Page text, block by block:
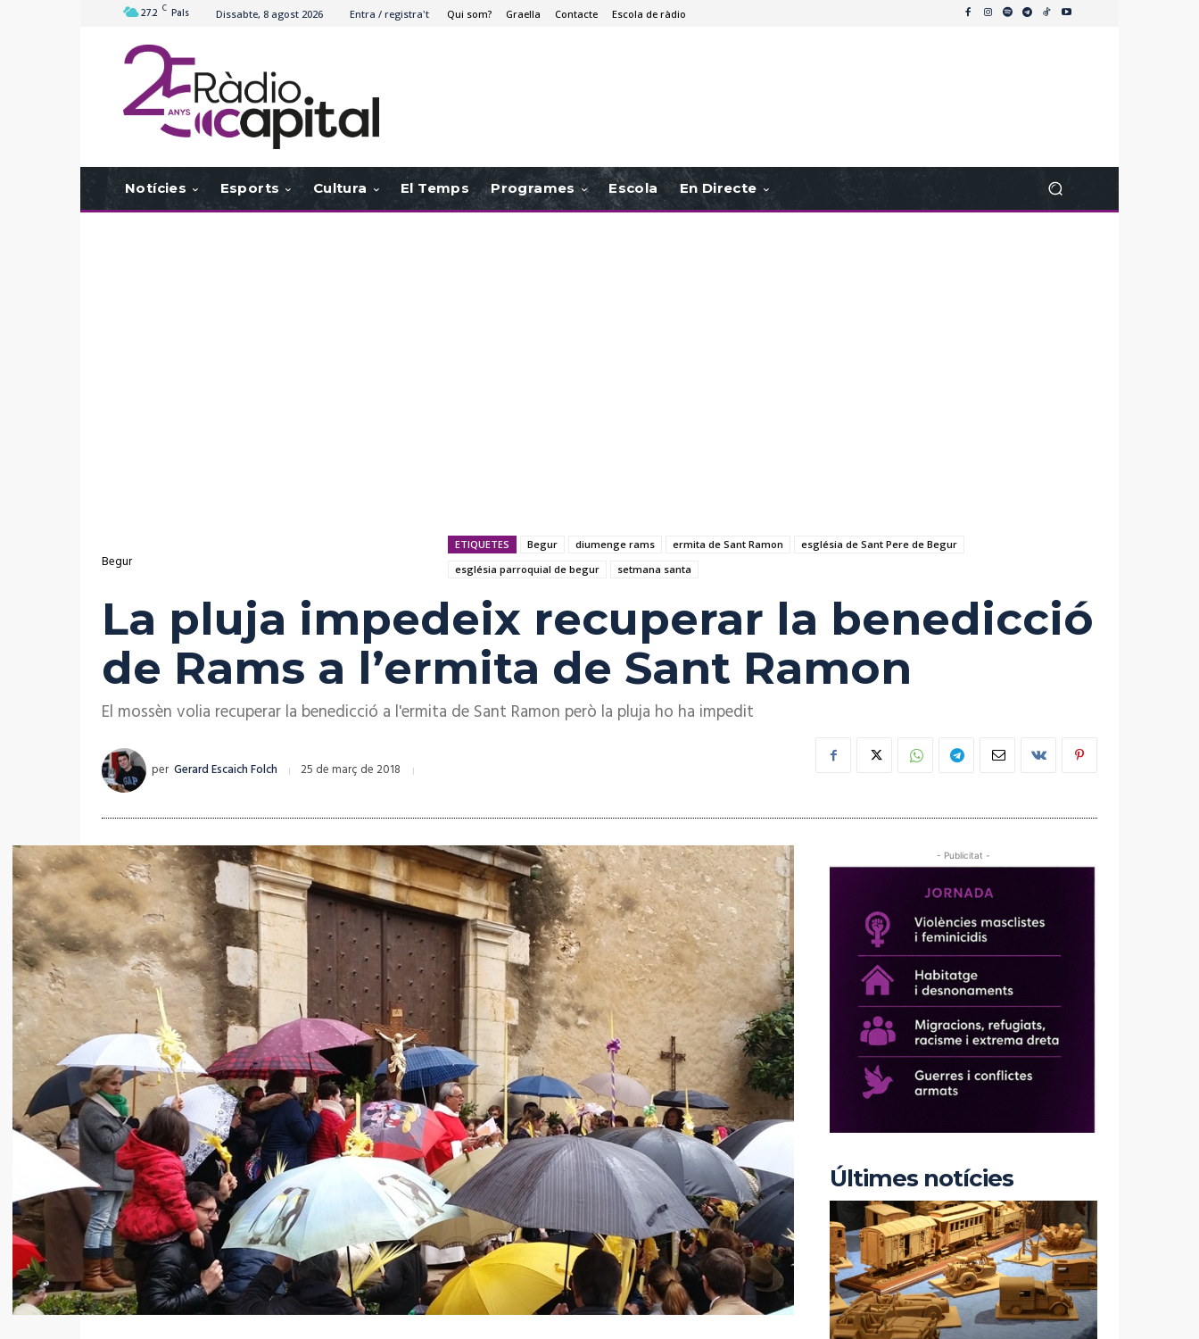
27.2 C Pals Dissabte, 8 agost 2026 Entra / registra't Qui som? Graella Contacte Escola de ràdio
Notícies Esports Cultura El Temps Programes Escola En Directe
Begur
ETIQUETES Begur diumenge rams ermita de Sant Ramon
església de Sant Pere de Begur
església parroquial de begur
setmana santa
La pluja impedeix recuperar la benedicció
de Rams a l’ermita de Sant Ramon
El mossèn volia recuperar la benedicció a l'ermita de Sant Ramon però la pluja ho ha impedit
per Gerard Escaich Folch 25 de març de 2018
- Publicitat -
Últimes notícies